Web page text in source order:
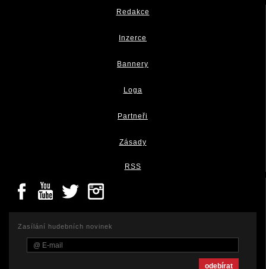
Redakce
Inzerce
Bannery
Loga
Partneři
Zásady
RSS
Zasílání hudebních novinek